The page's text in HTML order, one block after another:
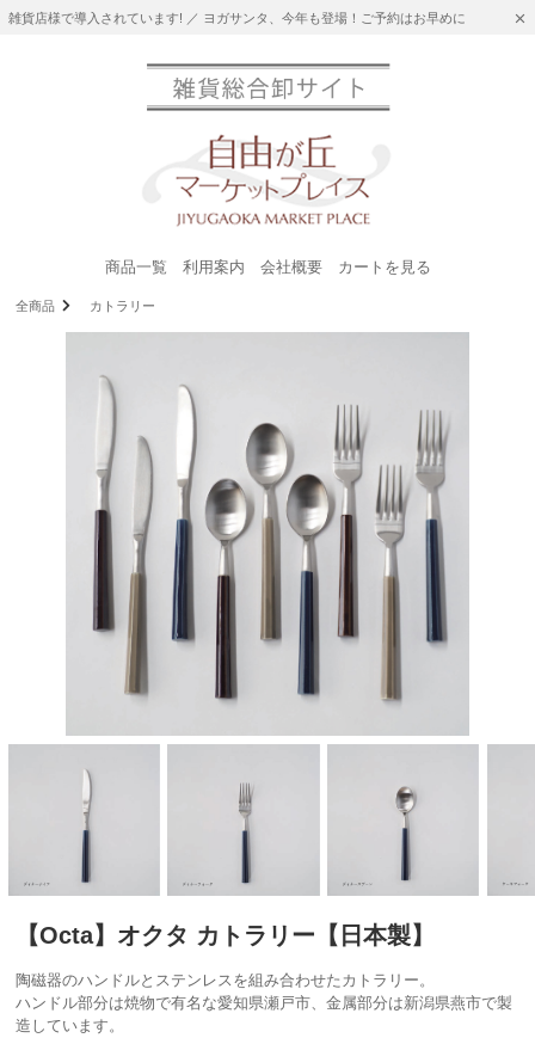
雑貨店様で導入されています! ／ ヨガサンタ、今年も登場！ご予約はお早めに
商品一覧 利用案内 会社概要 カートを見る
全商品 カトラリー
【Octa】オクタ カトラリー【日本製】
陶磁器のハンドルとステンレスを組み合わせたカトラリー。
ハンドル部分は焼物で有名な愛知県瀬戸市、金属部分は新潟県燕市で製
造しています。